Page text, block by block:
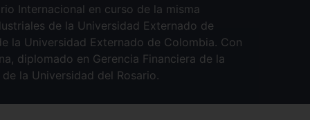
Internacional en curso de la misma
de la Universidad Externado de
la Universidad Externado de Colombia. Con
diplomado en Gerencia Financiera de la
la Universidad del Rosario.